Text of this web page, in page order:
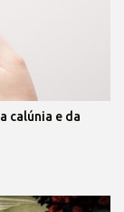
calúnia e da